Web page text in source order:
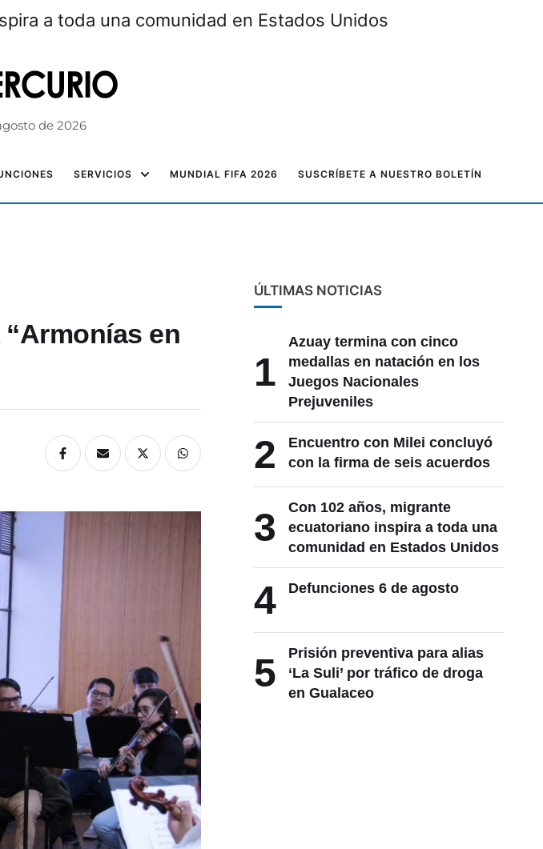
a toda una comunidad en Estados Unidos
de 2026
SERVICIOS MUNDIAL FIFA 2026 SUSCRÍBETE A NUESTRO BOLETÍN
en
ÚLTIMAS NOTICIAS
1
Azuay termina con cinco
medallas en natación en los
Juegos Nacionales
Prejuveniles
2
Encuentro con Milei concluyó
con la firma de seis acuerdos
3
Con 102 años, migrante
ecuatoriano inspira a toda una
comunidad en Estados Unidos
4 Defunciones 6 de agosto
5
Prisión preventiva para alias
‘La Suli’ por tráfico de droga
en Gualaceo